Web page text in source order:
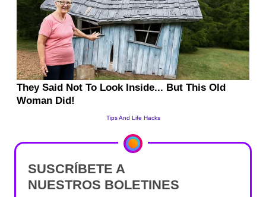
SUSCRÍBETE A
NUESTROS BOLETINES